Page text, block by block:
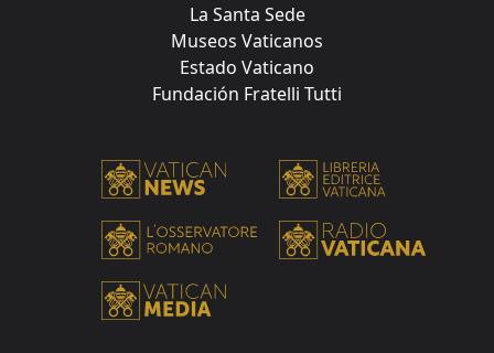
La Santa Sede
Museos Vaticanos
Estado Vaticano
Fundación Fratelli Tutti